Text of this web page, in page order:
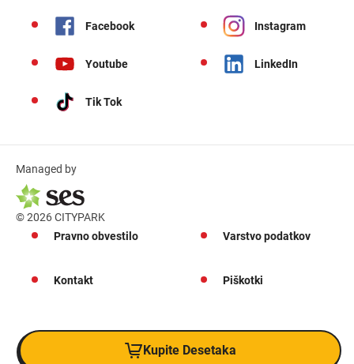
Facebook Instagram
Youtube LinkedIn
Tik Tok
Managed by
© 2026 CITYPARK
Pravno obvestilo
Varstvo podatkov
Kontakt Piškotki
Kupite Desetaka